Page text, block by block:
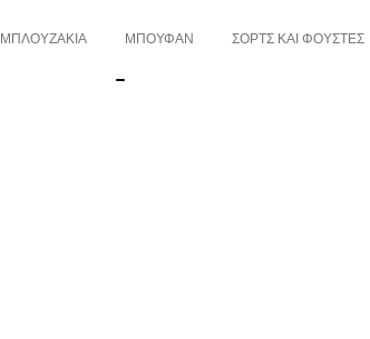
ΜΠΛΟΥΖΑΚΙΑ ΜΠΟΥΦΆΝ ΣΟΡΤΣ ΚΑΙ ΦΟΎΣΤΕΣ